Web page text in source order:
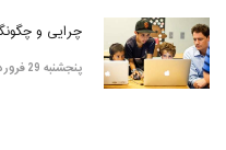
چرایی و
پنجشنبه 29 فروردین 1398